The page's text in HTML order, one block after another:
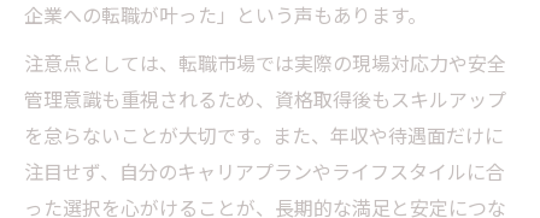
企業への転職が叶った」という声もあります。
注意点としては、転職市場では実際の現場対応力や安全
管理意識も重視されるため、資格取得後もスキルアップ
を怠らないことが大切です。また、年収や待遇面だけに
注目せず、自分のキャリアプランやライフスタイルに合
った選択を心がけることが、長期的な満足と安定につな